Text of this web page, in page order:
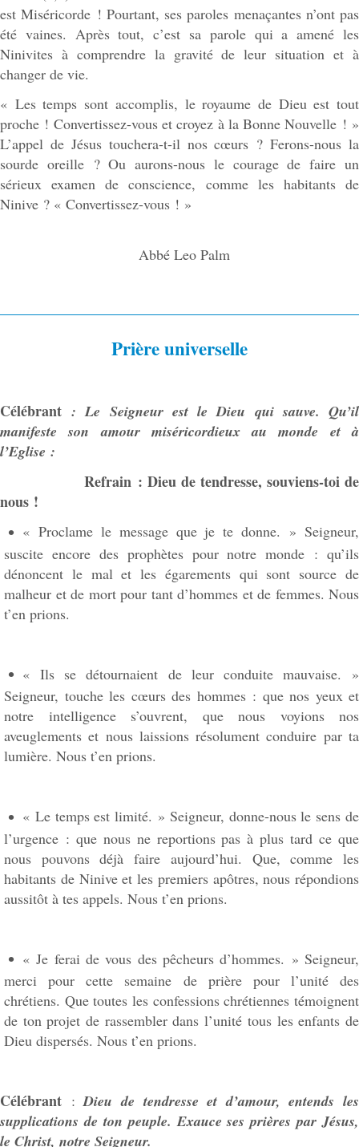
est Miséricorde ! Pourtant, ses paroles menaçantes n’ont pas
été vaines. Après tout, c’est sa parole qui a amené les
Ninivites à comprendre la gravité de leur situation et à
changer de vie.
« Les temps sont accomplis, le royaume de Dieu est tout
proche ! Convertissez-vous et croyez à la Bonne Nouvelle ! »
L’appel de Jésus touchera-t-il nos cœurs ? Ferons-nous la
sourde oreille ? Ou aurons-nous le courage de faire un
sérieux examen de conscience, comme les habitants de
Ninive ? « Convertissez-vous ! »
Abbé Leo Palm
Prière universelle
Célébrant : Le Seigneur est le Dieu qui sauve. Qu’il
manifeste son amour miséricordieux au monde et à
l’Eglise :
Refrain : Dieu de tendresse, souviens-toi de
nous !
« Proclame le message que je te donne. » Seigneur,
suscite encore des prophètes pour notre monde : qu’ils
dénoncent le mal et les égarements qui sont source de
malheur et de mort pour tant d’hommes et de femmes. Nous
t’en prions.
« Ils se détournaient de leur conduite mauvaise. »
Seigneur, touche les cœurs des hommes : que nos yeux et
notre intelligence s’ouvrent, que nous voyions nos
aveuglements et nous laissions résolument conduire par ta
lumière. Nous t’en prions.
« Le temps est limité. » Seigneur, donne-nous le sens de
l’urgence : que nous ne reportions pas à plus tard ce que
nous pouvons déjà faire aujourd’hui. Que, comme les
habitants de Ninive et les premiers apôtres, nous répondions
aussitôt à tes appels. Nous t’en prions.
« Je ferai de vous des pêcheurs d’hommes. » Seigneur,
merci pour cette semaine de prière pour l’unité des
chrétiens. Que toutes les confessions chrétiennes témoignent
de ton projet de rassembler dans l’unité tous les enfants de
Dieu dispersés. Nous t’en prions.
Célébrant :Dieu de tendresse et d’amour, entends les
supplications de ton peuple. Exauce ses prières par Jésus,
le Christ, notre Seigneur.